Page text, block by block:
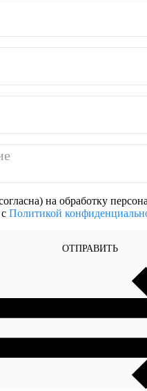
на обработку
Политикой
ОТПРАВИТЬ